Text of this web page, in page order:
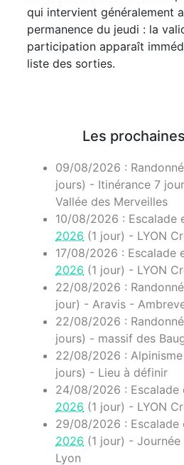
qui intervient généralement
permanence du jeudi : la
participation apparaît
liste des sorties.
Les
09/08/2026 :
jours) - Itinérance 7
Vallée des Merveilles
10/08/2026 : Escalade
2026 (1 jour) - LYON
17/08/2026 : Escalade
2026 (1 jour) - LYON
22/08/2026 :
jour) - Aravis -
22/08/2026 :
jours) - massif des
22/08/2026 : Alpinisme
jours) - Lieu à définir
24/08/2026 : Escalade
2026 (1 jour) - LYON
29/08/2026 : Escalade
2026 (1 jour) -
Lyon